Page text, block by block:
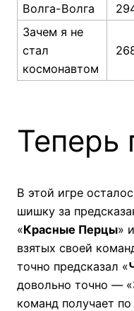
Волга-Волга
Зачем я не
стал
космонавтом
В этой игре
шишку за
«Красные Перцы»
взятых своей
точно предсказал «
довольно точно — «
команд получает